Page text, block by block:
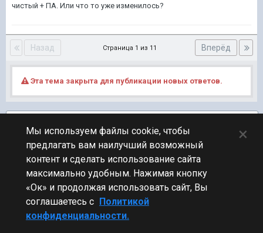
чистый + ПА. Или что то уже изменилось?
Назад Вперёд
Страница 1 из 11
Эта тема закрыта для публикации новых ответов.
ПЕРЕЙТИ К СПИСКУ ТЕМ
Клановый
Стиль
Мы используем файлы cookie, чтобы
предлагать вам наилучший возможный
контент и сделать использование сайта
максимально удобным. Нажимая кнопку
«Ок» и продолжая использовать сайт, Вы
соглашаетесь с Политикой
конфиденциальности.
×